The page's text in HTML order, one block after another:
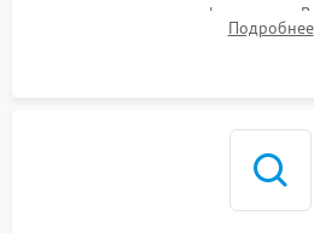
переключения и трансформатора.
конденсаторов и прогаров
Подробнее